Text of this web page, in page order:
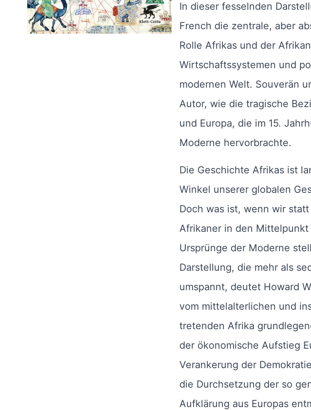
In dieser fesselnden
French die zentrale, aber
Rolle Afrikas und der
Wirtschaftssystemen und
modernen Welt. Souverän
Autor, wie die tragische
und Europa, die im 15.
Moderne hervorbrachte.
Die Geschichte Afrikas ist
Winkel unserer globalen
Doch was ist, wenn wir
Afrikaner in den
Ursprünge der Moderne
Darstellung, die mehr als
umspannt, deutet Howard
vom mittelalterlichen und
tretenden Afrika
der ökonomische Aufstieg
Verankerung der
die Durchsetzung der so
Aufklärung aus Europas